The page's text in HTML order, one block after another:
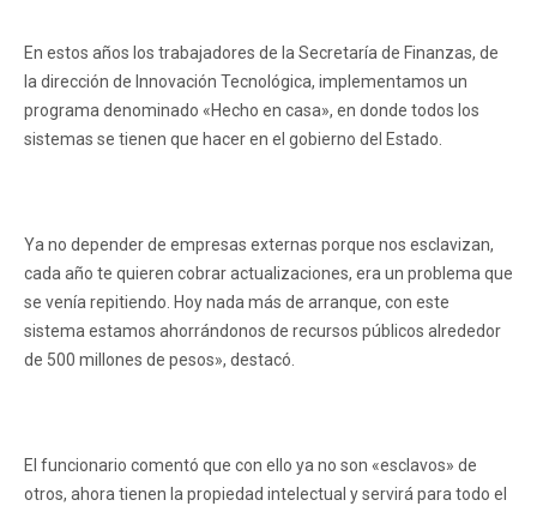
En estos años los trabajadores de la Secretaría de Finanzas, de
la dirección de Innovación Tecnológica, implementamos un
programa denominado «Hecho en casa», en donde todos los
sistemas se tienen que hacer en el gobierno del Estado.
Ya no depender de empresas externas porque nos esclavizan,
cada año te quieren cobrar actualizaciones, era un problema que
se venía repitiendo. Hoy nada más de arranque, con este
sistema estamos ahorrándonos de recursos públicos alrededor
de 500 millones de pesos», destacó.
El funcionario comentó que con ello ya no son «esclavos» de
otros, ahora tienen la propiedad intelectual y servirá para todo el